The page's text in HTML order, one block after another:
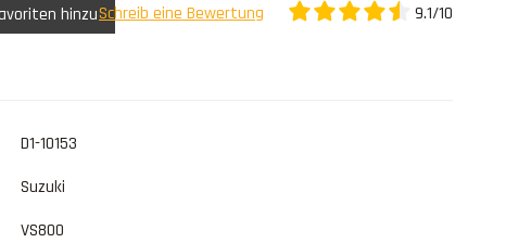
hinzuSchreib eine Bewertung 9.1/10
D1-10153
Suzuki
VS800